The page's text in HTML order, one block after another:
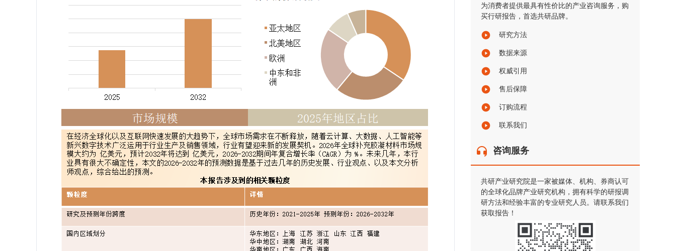
为消费者提供最具有性价比的产业咨询服务，购
买行研报告，首选共研品牌。
研究方法
数据来源
权威引用
售后保障
订购流程
联系我们
咨询服务
共研产业研究院是一家被媒体、机构、券商认可
的全球化品牌产业研究机构，拥有科学的研报调
研方法和经验丰富的专业研究人员。请联系我们
获取报告！